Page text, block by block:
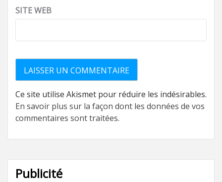
SITE WEB
Ce site utilise Akismet pour réduire les indésirables.
En savoir plus sur la façon dont les données de vos
commentaires sont traitées.
Publicité